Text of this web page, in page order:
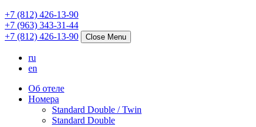
+7 (812) 426-13-90
+7 (963) 343-31-44
+7 (812) 426-13-90
Close Menu
ru
en
Об отеле
Номера
Standard Double / Twin
Standard Double